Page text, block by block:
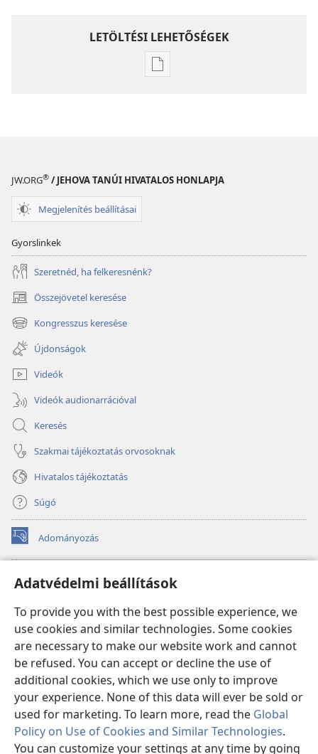
Adatvédelmi beállítások
To provide you with the best possible experience, we
use cookies and similar technologies. Some cookies
are necessary to make our website work and cannot
be refused. You can accept or decline the use of
additional cookies, which we use only to improve
your experience. None of this data will ever be sold or
used for marketing. To learn more, read the Global
Policy on Use of Cookies and Similar Technologies.
You can customize your settings at any time by going
LETÖLTÉSI LEHETŐSÉGEK
Kiadványok
JW.ORG® / JEHOVA TANÚI HIVATALOS HONLAPJA
Megjelenítés beállításai
Gyorslinkek
Szeretnéd, ha felkeresnénk?
Összejövetel keresése
(opens
new
window)
Kongresszus keresése
(opens
new
window)
Újdonságok
Videók
Videók audionarrációval
Keresés
Szakmai tájékoztatás orvosoknak
Hivatalos tájékoztatás
Súgó
Adományozás
(opens
new
Őrtorony ONLINE KÖNYVTÁR
(opens
window)JW Hub
(opens
new
window)JW Library
Watchtower Library
Copyright© 2026 Watch Tower Bible and Tract Society of Pennsylvania.